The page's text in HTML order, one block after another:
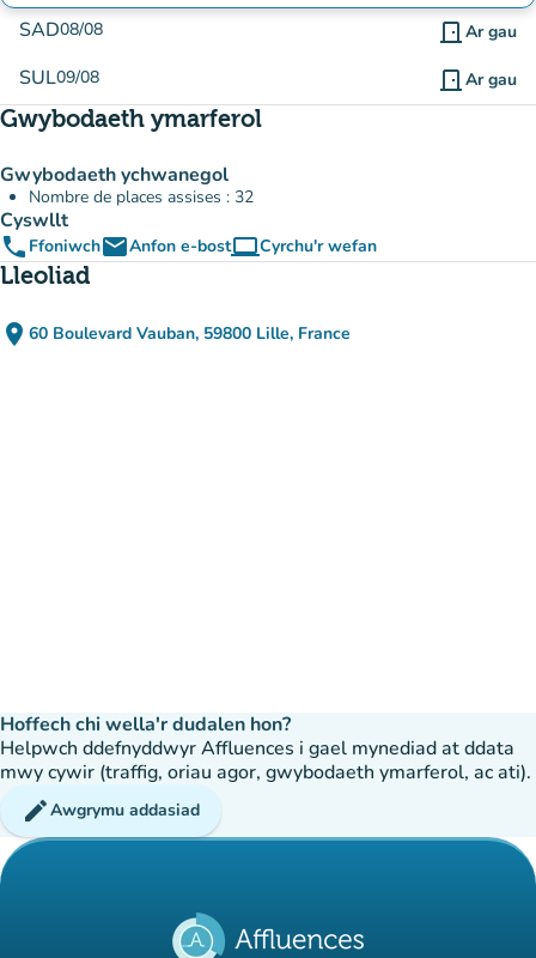
SAD08/08 door_front Ar gau
SUL09/08 door_front Ar gau
Gwybodaeth ymarferol
Gwybodaeth ychwanegol
Nombre de places assises : 32
Cyswllt
phone FfoniwchemailAnfon e-bostcomputerCyrchu'r wefan
(tab newydd)
Lleoliad
place 60 Boulevard Vauban, 59800 Lille, France
(agor yn Google Maps)
(tab newydd)
Hoffech chi wella'r dudalen hon?
Helpwch ddefnyddwyr Affluences i gael mynediad at ddata
mwy cywir (traffig, oriau agor, gwybodaeth ymarferol, ac ati).
editAwgrymu addasiad